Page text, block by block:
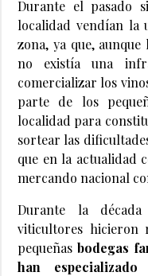
Durante el pasado
localidad vendían la
zona, ya que,
no existía una
comercializar los
parte de los
localidad para
sortear las
que en la actualidad
mercando nacional
Durante la
viticultores hicieron
pequeñasbodegas
han